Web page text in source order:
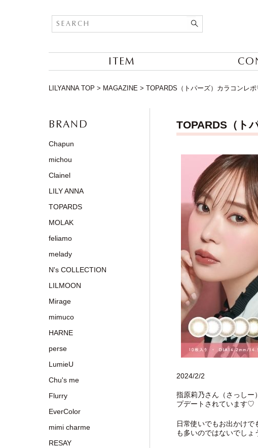
ITEM
LILYANNA TOP > MAGAZINE > TOPARDS（トパーズ）カラコンレ
TOPARDS（ト
2024/2/2
指原莉乃さん（さっしー
プデートされています♡
日常使いでもお出かけ
も多いのではないでしょ
BRAND
Chapun
michou
Clainel
LILY ANNA
TOPARDS
MOLAK
feliamo
melady
N's COLLECTION
LILMOON
Mirage
mimuco
HARNE
perse
LumieU
Chu's me
Flurry
EverColor
mimi charme
RESAY